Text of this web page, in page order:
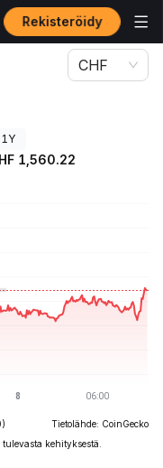
Rekisteröidy
CHF
1Y
1,560.22
Tietolähde: CoinGecko
kehityksestä.